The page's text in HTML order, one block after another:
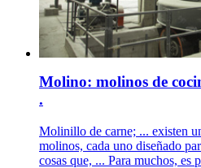
Molino: molinos de
.
Molinillo de carne; ... existen
molinos, cada uno diseñado
cosas que, ... Para muchos, es